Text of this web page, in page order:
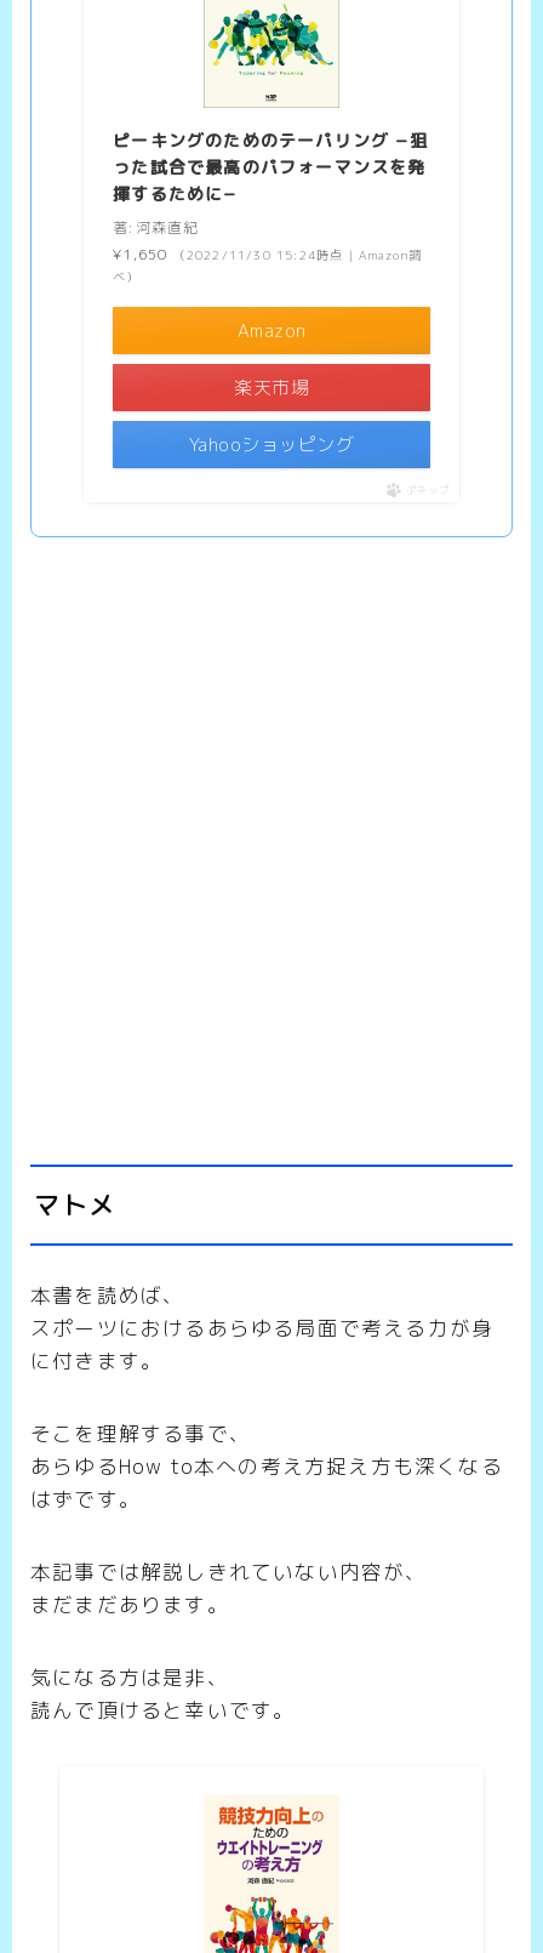
ピーキングのためのテーパリング −狙
った試合で最高のパフォーマンスを発
揮するために−
著:河森直紀
¥1,650
（2022/11/30 15:24時点 | Amazon調
べ）
Amazon
楽天市場
Yahooショッピング
ポチップ
マトメ
本書を読めば、
スポーツにおけるあらゆる局面で考える力が身
に付きます。
そこを理解する事で、
あらゆるHow to本への考え方捉え方も深くなる
はずです。
本記事では解説しきれていない内容が、
まだまだあります。
気になる方は是非、
読んで頂けると幸いです。